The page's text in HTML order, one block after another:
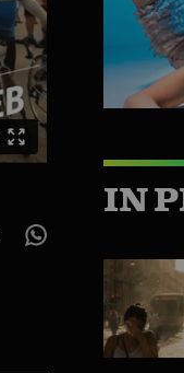
IN